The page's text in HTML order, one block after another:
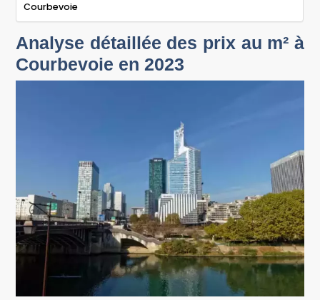
Courbevoie
Analyse détaillée des prix au m² à
Courbevoie en 2023